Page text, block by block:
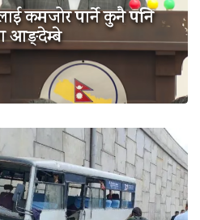
कमजोर पार्ने कुनै पनि
आङ्देम्बे